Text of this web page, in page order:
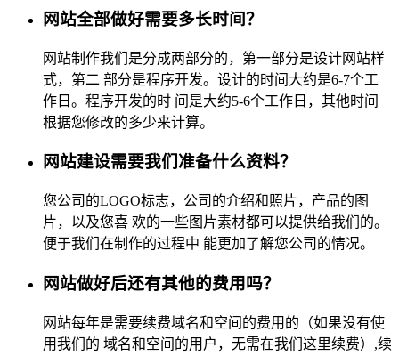
网站全部做好需要多长时间？
网站制作我们是分成两部分的，第一部分是设计网站样
式，第二 部分是程序开发。设计的时间大约是6-7个工
作日。程序开发的时 间是大约5-6个工作日，其他时间
根据您修改的多少来计算。
网站建设需要我们准备什么资料？
您公司的LOGO标志，公司的介绍和照片，产品的图
片，以及您喜 欢的一些图片素材都可以提供给我们的。
便于我们在制作的过程中 能更加了解您公司的情况。
网站做好后还有其他的费用吗？
网站每年是需要续费域名和空间的费用的（如果没有使
用我们的 域名和空间的用户，无需在我们这里续费）,续